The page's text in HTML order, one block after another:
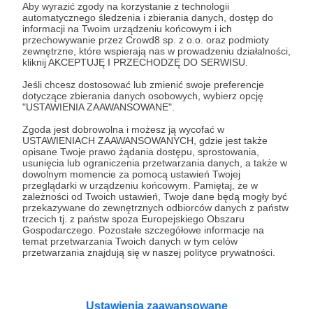
Aby wyrazić zgody na korzystanie z technologii
automatycznego śledzenia i zbierania danych, dostęp do
informacji na Twoim urządzeniu końcowym i ich
przechowywanie przez Crowd8 sp. z o.o. oraz podmioty
zewnętrzne, które wspierają nas w prowadzeniu działalności,
kliknij AKCEPTUJĘ I PRZECHODZĘ DO SERWISU.
Jeśli chcesz dostosować lub zmienić swoje preferencje
dotyczące zbierania danych osobowych, wybierz opcję
"USTAWIENIA ZAAWANSOWANE".
Zgoda jest dobrowolna i możesz ją wycofać w
USTAWIENIACH ZAAWANSOWANYCH, gdzie jest także
opisane Twoje prawo żądania dostępu, sprostowania,
usunięcia lub ograniczenia przetwarzania danych, a także w
dowolnym momencie za pomocą ustawień Twojej
przeglądarki w urządzeniu końcowym. Pamiętaj, że w
zależności od Twoich ustawień, Twoje dane będą mogły być
przekazywane do zewnętrznych odbiorców danych z państw
trzecich tj. z państw spoza Europejskiego Obszaru
Gospodarczego. Pozostałe szczegółowe informacje na
temat przetwarzania Twoich danych w tym celów
przetwarzania znajdują się w naszej polityce prywatności.
Ustawienia zaawansowane
Wbijaj na MangoCraft.pl ! Nasz serwer
Minecraft Survival (1.21.4 - 1.21.8) czeka na
Ciebie
Szukasz stabilnego serwera Survival ze świetną,
niesamowicie aktywną społecznością? MangoCraft.pl (lub
Mangozjebawka.pl) stoi przed Tobą otworem! Niezależnie
od tego, czy grasz na Premium, czy Non-Premium —
wbijaj na wersjach 1.21.4 - 1.21.8 i buduj potęgę naszego
Imperium razem z nami.
Anime Polska Manga Polska Polski Serwer Minecraft
+7